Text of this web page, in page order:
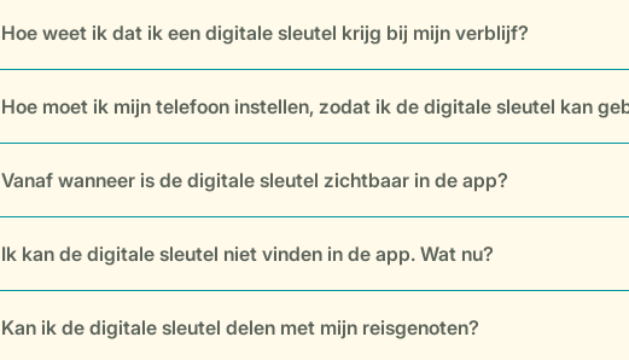
Hoe weet ik dat ik een digitale sleutel krijg bij mijn verblijf?
Hoe moet ik mijn telefoon instellen, zodat ik de digitale sleutel kan
Vanaf wanneer is de digitale sleutel zichtbaar in de app?
Ik kan de digitale sleutel niet vinden in de app. Wat nu?
Kan ik de digitale sleutel delen met mijn reisgenoten?